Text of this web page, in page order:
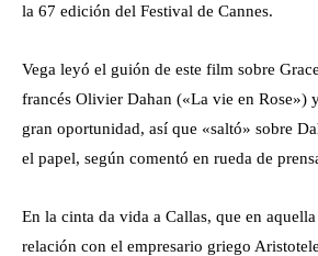
la 67 edición del Festival de Cannes.
Vega leyó el guión de este film sobre
francés Olivier Dahan («La vie en Rose»)
gran oportunidad, así que «saltó» sobre
el papel, según comentó en rueda de
En la cinta da vida a Callas, que en
relación con el empresario griego